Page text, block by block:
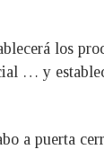
los
… y
a puerta